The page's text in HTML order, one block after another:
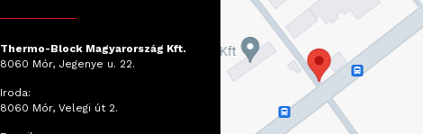
Thermo-Block Magyarország Kft.
8060 Mór, Jegenye u. 22.
Iroda:
8060 Mór, Velegi út 2.